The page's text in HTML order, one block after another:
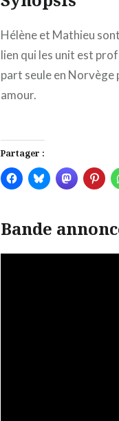
Hélène et Mathieu
lien qui les unit est
part seule en Norvège
amour.
Partager :
Bande